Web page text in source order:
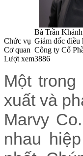
Bà Trần
Chức vụ Giám đốc điều
Cơ quan Công ty Cổ
Lượt xem3886
Một
xuất và
Marvy
nhau